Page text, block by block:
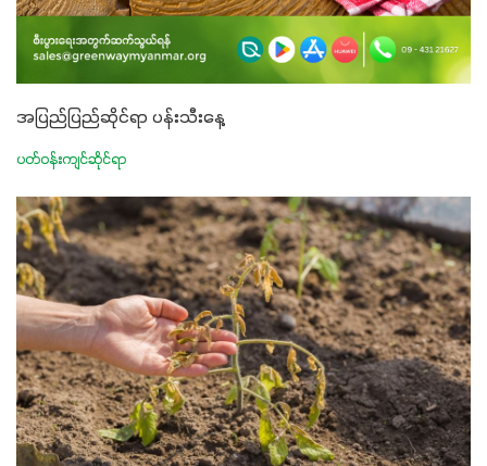
အပြည်ပြည်ဆိုင်ရာ ပန်းသီးနေ့
ပတ်ဝန်းကျင်ဆိုင်ရာ